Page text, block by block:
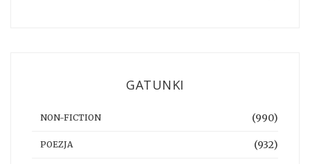
GATUNKI
NON-FICTION (990)
POEZJA (932)